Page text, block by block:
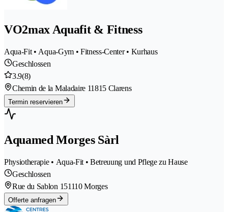
VO2max Aquafit & Fitness
Aqua-Fit • Aqua-Gym • Fitness-Center • Kurhaus
Geschlossen
3.9(8)
Chemin de la Maladaire 11815 Clarens
Termin reservieren
Aquamed Morges Sàrl
Physiotherapie • Aqua-Fit • Betreuung und Pflege zu Hause
Geschlossen
Rue du Sablon 151110 Morges
Offerte anfragen